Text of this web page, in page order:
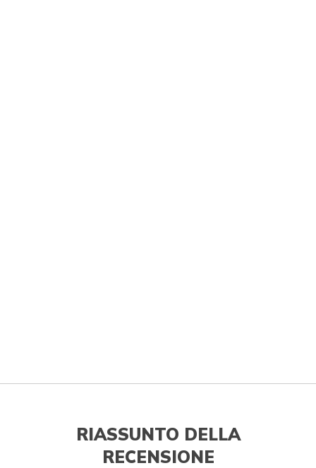
RIASSUNTO DELLA
RECENSIONE